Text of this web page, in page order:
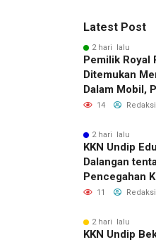
Latest Post
2 hari lalu
Pemilik Royal
Ditemukan
Dalam Mobil,
Dugaan
14 Redaksi
2 hari lalu
KKN Undip
Dalangan
Pencegahan
Komunikasi
11 Redaksi
2 hari lalu
KKN Undip